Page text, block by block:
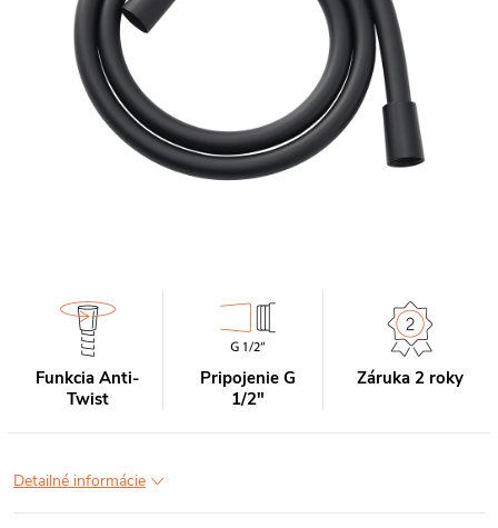
Funkcia Anti-
Twist
Pripojenie G
1/2"
Záruka 2 roky
Detailné informácie